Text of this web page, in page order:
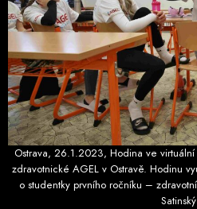
Ostrava, 26.1.2023, Hodina ve
zdravotnické AGEL v Ostravě. Hodinu
o studentky prvního ročníku –
Satinský